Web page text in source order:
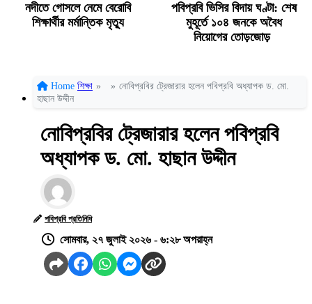
নদীতে গোসলে নেমে বেরোবি
শিক্ষার্থীর মর্মান্তিক মৃত্যু
পবিপ্রবি ভিসির বিদায় ঘণ্টা: শেষ
মুহূর্তে ১০৪ জনকে অবৈধ
নিয়োগের তোড়জোড়
Home শিক্ষা » » নোবিপ্রবির ট্রেজারার হলেন পবিপ্রবি অধ্যাপক ড. মো.
হাছান উদ্দীন
নোবিপ্রবির ট্রেজারার হলেন পবিপ্রবি
অধ্যাপক ড. মো. হাছান উদ্দীন
পবিপ্রবি প্রতিনিধি
সোমবার, ২৭ জুলাই ২০২৬ - ৬:২৮ অপরাহ্ন